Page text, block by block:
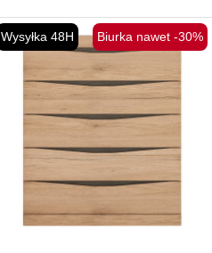
Wysyłka 48H Biurka nawet -30%